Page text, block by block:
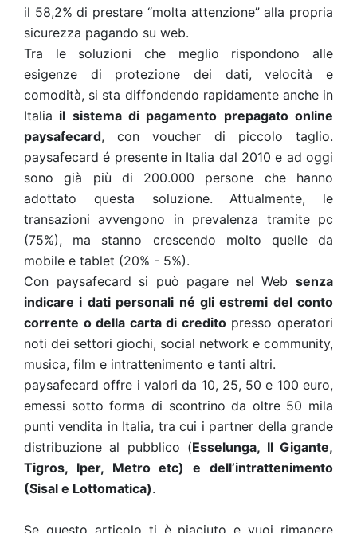
il 58,2% di prestare “molta attenzione” alla propria
sicurezza pagando su web.
Tra le soluzioni che meglio rispondono alle
esigenze di protezione dei dati, velocità e
comodità, si sta diffondendo rapidamente anche in
Italia il sistema di pagamento prepagato online
paysafecard, con voucher di piccolo taglio.
paysafecard é presente in Italia dal 2010 e ad oggi
sono già più di 200.000 persone che hanno
adottato questa soluzione. Attualmente, le
transazioni avvengono in prevalenza tramite pc
(75%), ma stanno crescendo molto quelle da
mobile e tablet (20% - 5%).
Con paysafecard si può pagare nel Web senza
indicare i dati personali né gli estremi del conto
corrente o della carta di creditopresso operatori
noti dei settori giochi, social network e community,
musica, film e intrattenimento e tanti altri.
paysafecard offre i valori da 10, 25, 50 e 100 euro,
emessi sotto forma di scontrino da oltre 50 mila
punti vendita in Italia, tra cui i partner della grande
distribuzione al pubblico (Esselunga, Il Gigante,
Tigros, Iper, Metro etc) e dell’intrattenimento
(Sisal e Lottomatica).
Se questo articolo ti è piaciuto e vuoi rimanere